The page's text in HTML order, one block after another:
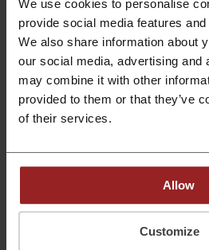
We use cookies to personalise
provide social media features
We also share information about
our social media, advertising and
may combine it with other
provided to them or that they’ve
of their services.
Allow
Customize
Desafortunadamente,la falta de dinero es
mexicanos no participarán del evento. Del
comprará nada durante Hot Sale, 62% no
obvio que la incertidumbre en el mercado
ha obligado a muchos mexicanos a ahorrar.
participarán en el Hot Sale porque, en su
cumplen sus expectativas (el 11%) o los
Las preferencias de compra de este año